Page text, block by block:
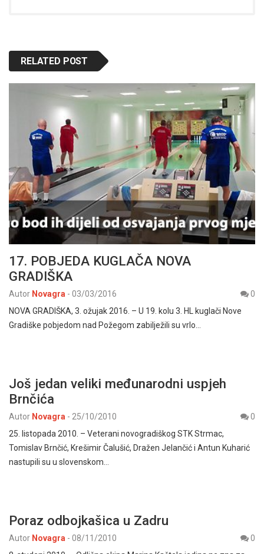
RELATED POST
17. POBJEDA KUGLAČA NOVA
GRADIŠKA
Autor Novagra - 03/03/2016
0
NOVA GRADIŠKA, 3. ožujak 2016. – U 19. kolu 3. HL kuglači Nove
Gradiške pobjedom nad Požegom zabilježili su vrlo…
Još jedan veliki međunarodni uspjeh
Brnčića
Autor Novagra - 25/10/2010
0
25. listopada 2010. – Veterani novogradiškog STK Strmac,
Tomislav Brnčić, Krešimir Čalušić, Dražen Jelančić i Antun Kuharić
nastupili su u slovenskom…
Poraz odbojkašica u Zadru
Autor Novagra - 08/11/2010
0